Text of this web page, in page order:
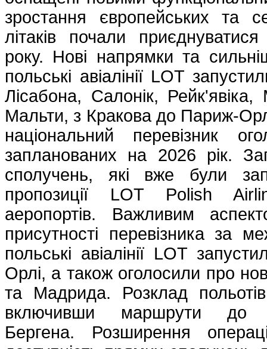
зростання європейських та
літаків почали
року. Нові напрямки та
польські авіалінії LOT
Лісабона, Салонік,
Мальти, з Кракова до Париж-
національний перевізник
запланованих на 2026 рік.
сполучень, які вже були
пропозиції LOT Polish
аеропортів. Важливим
присутності перевізника за
польські авіалінії LOT
Орлі, а також оголосили про
та Мадрида. Розклад
включивши маршрути
Бергена. Розширення